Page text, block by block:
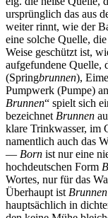
ursprünglich das aus
weiter rinnt, wie der
eine solche Quelle,
Weise geschützt ist,
aufgefundene Quelle,
(Springbrunnen),
Pumpwerk (Pumpe)
Brunnen“ spielt sich
bezeichnet Brunnen
klare Trinkwasser, im
namentlich auch das
— Born ist nur eine
hochdeutschen Form
Wortes, nur für das
Überhaupt ist Brunnen
hauptsächlich in